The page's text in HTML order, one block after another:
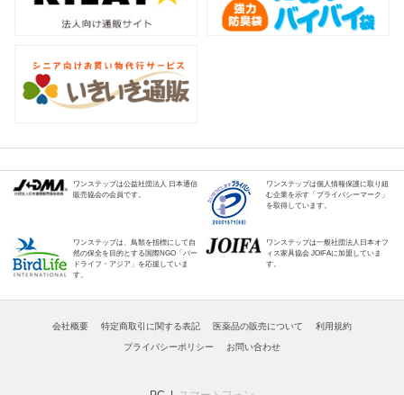
ワンステップは公益社団法人 日本通信
販売協会の会員です。
ワンステップは個人情報保護に取り組
む企業を示す「プライバシーマーク」
を取得しています。
ワンステップは、鳥類を指標にして自
然の保全を目的とする国際NGO「バー
ドライフ・アジア」を応援していま
す。
ワンステップは一般社団法人日本オフ
ィス家具協会 JOIFAに加盟していま
す。
会社概要 特定商取引に関する表記 医薬品の販売について 利用規約
プライバシーポリシー お問い合わせ